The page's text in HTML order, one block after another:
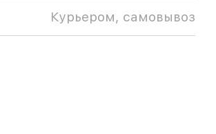
Курьером, самовывоз